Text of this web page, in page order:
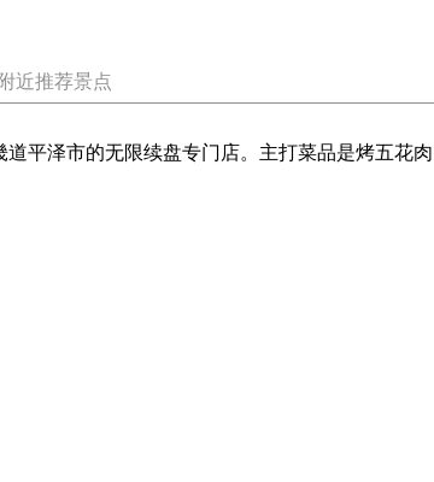
附近推荐景点
平泽市的无限续盘专门店。主打菜品是烤五花